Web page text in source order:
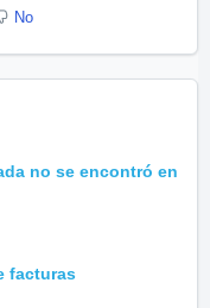
No
no se encontró en
facturas